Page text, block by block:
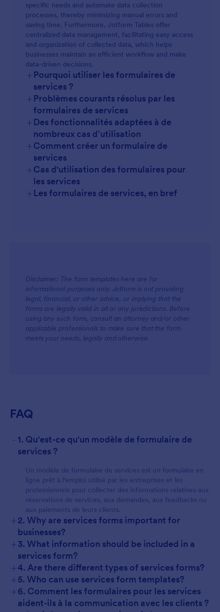
specific needs and automate data collection
processes, thereby minimizing manual errors and
saving time. Furthermore, Jotform Tables offer
centralized data management, facilitating easy access
and organization of collected data, which helps
businesses maintain an efficient workflow and make
data-driven decisions.
+Pourquoi utiliser les formulaires de
services ?
+Problèmes courants résolus par les
formulaires de services
+Des fonctionnalités adaptées à de
nombreux cas d’utilisation
+Comment créer un formulaire de
services
+Cas d'utilisation des formulaires pour
les services
For Managers
For Teams
For Customers
+Les formulaires de services, en bref
Disclaimer: The form templates here are for
informational purposes only. Jotform is not providing
legal, financial, or other advice, or implying that the
forms are legally valid in all or any jurisdictions. Before
using any such form, consult an attorney and/or other
applicable professionals to make sure that the form
meets your needs, legally and otherwise.
FAQ
- 1. Qu'est-ce qu'un modèle de formulaire de
services ?
Un modèle de formulaire de services est un formulaire en
ligne prêt à l'emploi utilisé par les entreprises et les
professionnels pour collecter des informations relatives aux
réservations de services, aux demandes, aux feedbacks ou
aux paiements de leurs clients.
+2. Why are services forms important for
businesses?
+3. What information should be included in a
services form?
+4. Are there different types of services forms?
+5. Who can use services form templates?
+6. Comment les formulaires pour les services
aident-ils à la communication avec les clients ?